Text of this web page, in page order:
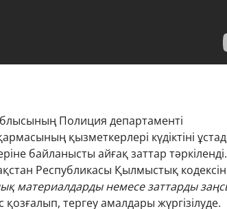
Полиция департаменті
қызметкерлері күдіктіні
байланысты айғақ заттар тәркіленді.
Республикасы Қылмыстық
материалдарды немесе заттарды
тергеу амалдары жүргізілуде.